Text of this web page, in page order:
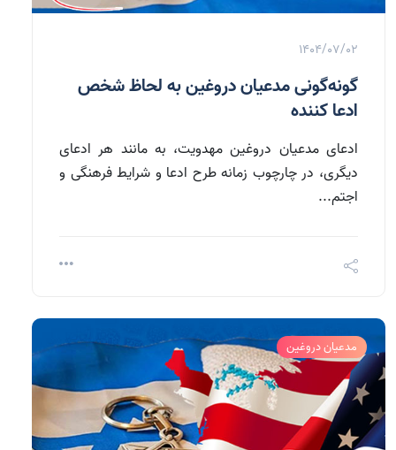
1404/07/02
گونه‌گونی مدعیان دروغین به لحاظ شخص
ادعا کننده
ادعای مدعیان دروغین مهدویت، به مانند هر ادعای
دیگری، در چارچوب زمانه طرح ادعا و شرایط فرهنگی و
اجتم...
مدعیان دروغین